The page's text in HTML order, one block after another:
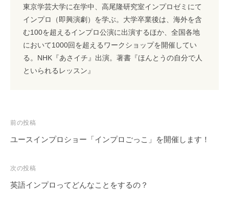
東京学芸大学に在学中、高尾隆研究室インプロゼミにて
インプロ（即興演劇）を学ぶ。大学卒業後は、海外を含
む100を超えるインプロ公演に出演するほか、全国各地
において1000回を超えるワークショップを開催してい
る。NHK『あさイチ』出演。著書『ほんとうの自分で人
といられるレッスン』
投
稿
ビ
ゲ
前の投稿
ユースインプロショー「インプロごっこ」を開催します！
次の投稿
英語インプロってどんなことをするの？